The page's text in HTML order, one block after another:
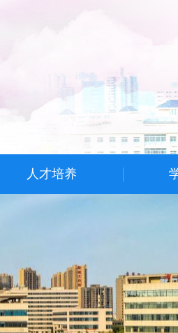
人才培养